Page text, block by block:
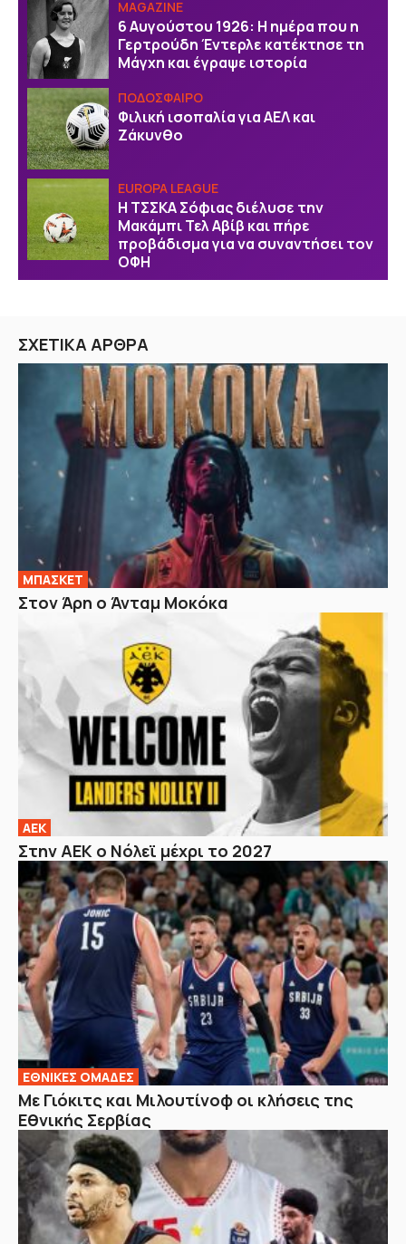
MAGAZINE
6 Αυγούστου 1926: Η ημέρα που η
Γερτρούδη Έντερλε κατέκτησε τη
Μάγχη και έγραψε ιστορία
ΠΟΔΟΣΦΑΙΡΟ
Φιλική ισοπαλία για ΑΕΛ και
Ζάκυνθο
EUROPA LEAGUE
Η ΤΣΣΚΑ Σόφιας διέλυσε την
Μακάμπι Τελ Αβίβ και πήρε
προβάδισμα για να συναντήσει τον
ΟΦΗ
ΣΧΕΤΙΚΑ ΑΡΘΡΑ
ΜΠΑΣΚΕΤ
Στον Άρη ο Άνταμ Μοκόκα
ΑΕΚ
Στην ΑΕΚ ο Νόλεϊ μέχρι το 2027
EΘΝΙΚΕΣ OΜΑΔΕΣ
Με Γιόκιτς και Μιλουτίνοφ οι κλήσεις της
Εθνικής Σερβίας